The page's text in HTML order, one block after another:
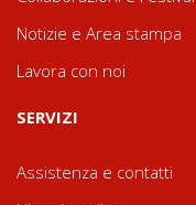
Notizie e Area stampa
Lavora con noi
SERVIZI
Assistenza e contatti